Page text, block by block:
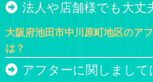
法人や店舗様でも大丈
大阪府池田市中川原町地区のア
は？
アフターに関しまして